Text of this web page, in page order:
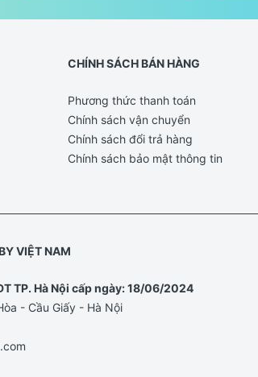
CHÍNH SÁCH BÁN HÀNG
Phương thức thanh toán
Chính sách vận chuyển
Chính sách đổi trả hàng
Chính sách bảo mật thông tin
VIỆT NAM
TP. Hà Nội cấp ngày: 18/06/2024
- Cầu Giấy - Hà Nội